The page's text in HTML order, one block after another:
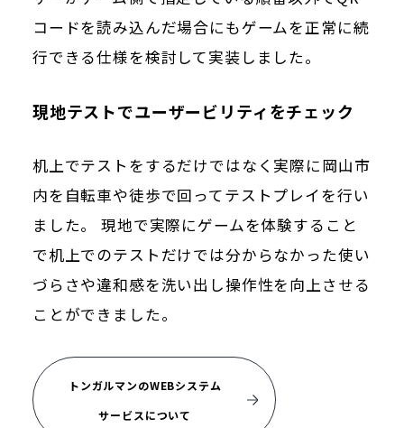
コードを読み込んだ場合にもゲームを正常に続
行できる仕様を検討して実装しました。
現地テストでユーザービリティをチェック
机上でテストをするだけではなく実際に岡山市
内を自転車や徒歩で回ってテストプレイを行い
ました。 現地で実際にゲームを体験すること
で机上でのテストだけでは分からなかった使い
づらさや違和感を洗い出し操作性を向上させる
ことができました。
トンガルマンのWEBシステム
サービスについて